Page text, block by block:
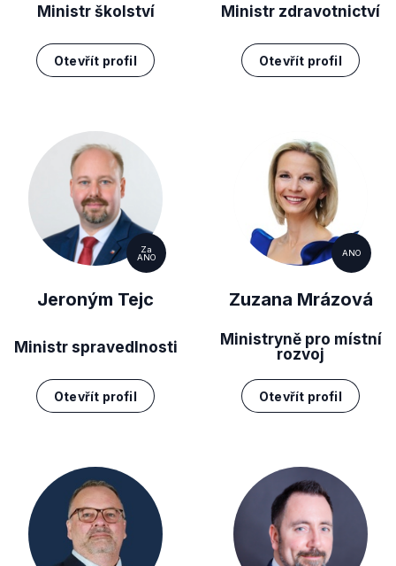
Ministr školství
Otevřít profil
Ministr zdravotnictví
Otevřít profil
Za
ANO
Jeroným Tejc
Ministr spravedlnosti
Otevřít profil
ANO
Zuzana Mrázová
Ministryně pro místní
rozvoj
Otevřít profil